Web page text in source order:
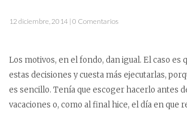
12 diciembre, 2014 | 0 Comentarios
Los motivos, en el fondo, dan igual. El caso es
estas decisiones y cuesta más ejecutarlas,
es sencillo. Tenía que escoger hacerlo antes
vacaciones o, como al final hice, el día en que